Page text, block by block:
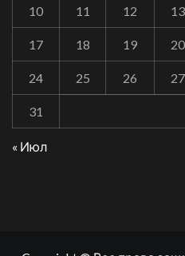
10 11 12 13
17 18 19 20
24 25 26 27
31
« Июл